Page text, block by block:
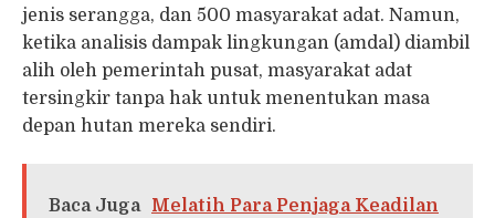
jenis serangga, dan 500 masyarakat adat. Namun,
ketika analisis dampak lingkungan (amdal) diambil
alih oleh pemerintah pusat, masyarakat adat
tersingkir tanpa hak untuk menentukan masa
depan hutan mereka sendiri.
Baca Juga
Melatih Para Penjaga Keadilan